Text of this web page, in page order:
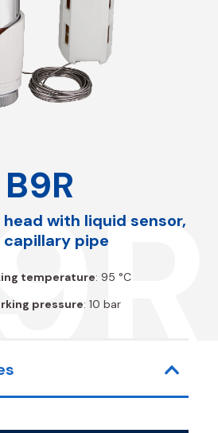
B9R
with liquid sensor,
capillary pipe
temperature: 95 °C
pressure: 10 bar